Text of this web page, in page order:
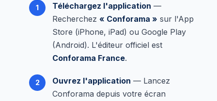
Téléchargez l'application —
Recherchez « Conforama » sur l'App
Store (iPhone, iPad) ou Google Play
(Android). L'éditeur officiel est
Conforama France.
Ouvrez l'application — Lancez
Conforama depuis votre écran